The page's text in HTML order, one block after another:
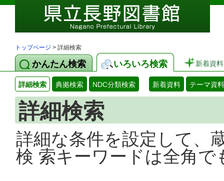
トップページ > 詳細検索
かんたん検索 いろいろ検索 新着資料
詳細検索 典拠検索 NDC分類検索 新着資料 テーマ資料
詳細検索
詳細な条件を設定して、
検 索キーワードは全角